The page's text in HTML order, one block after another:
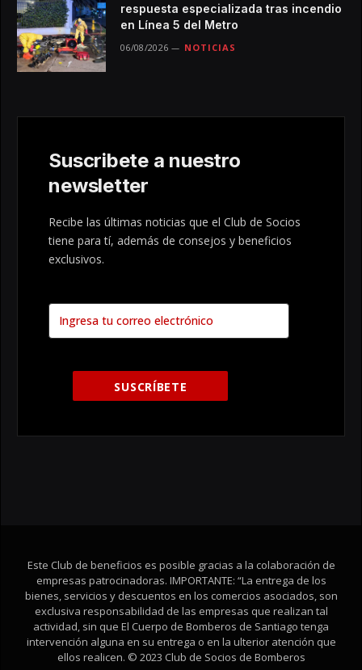
respuesta especializada tras incendio
en Línea 5 del Metro
06/08/2026 NOTICIAS
Suscribete a nuestro
newsletter
Recibe las últimas noticias que el Club de Socios
tiene para tí, además de consejos y beneficios
exclusivos.
Este Club de beneficios es posible gracias a la colaboración de
empresas patrocinadoras. IMPORTANTE: “La entrega de los
bienes, servicios y descuentos en los comercios asociados, son
exclusiva responsabilidad de las empresas que realizan tal
actividad, sin que El Cuerpo de Bomberos de Santiago tenga
intervención alguna en su entrega o en la ulterior atención que
ellos realicen. © 2023 Club de Socios de Bomberos